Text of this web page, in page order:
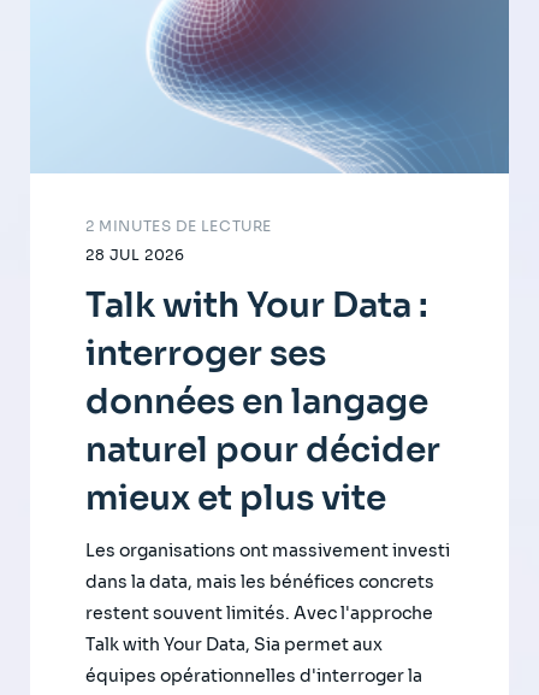
28 JUL 2026
2 MINUTES DE LECTURE
Talk with Your Data :
interroger ses
données en langage
naturel pour décider
mieux et plus vite
Les organisations ont massivement investi
dans la data, mais les bénéfices concrets
restent souvent limités. Avec l'approche
Talk with Your Data, Sia permet aux
équipes opérationnelles d'interroger la